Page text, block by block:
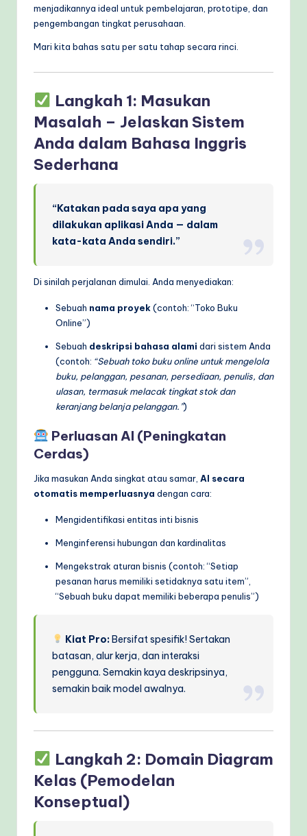
menjadikannya ideal untuk pembelajaran, prototipe, dan
pengembangan tingkat perusahaan.
Mari kita bahas satu per satu tahap secara rinci.
Langkah 1: Masukan
Masalah – Jelaskan Sistem
Anda dalam Bahasa Inggris
Sederhana
“Katakan pada saya apa yang
dilakukan aplikasi Anda — dalam
kata-kata Anda sendiri.”
Di sinilah perjalanan dimulai. Anda menyediakan:
Sebuah nama proyek(contoh: “Toko Buku
Online”)
Sebuah deskripsi bahasa alami dari sistem Anda
(contoh: “Sebuah toko buku online untuk mengelola
buku, pelanggan, pesanan, persediaan, penulis, dan
ulasan, termasuk melacak tingkat stok dan
keranjang belanja pelanggan.”)
Perluasan AI (Peningkatan
Cerdas)
Jika masukan Anda singkat atau samar, AI secara
otomatis memperluasnya dengan cara:
Mengidentifikasi entitas inti bisnis
Menginferensi hubungan dan kardinalitas
Mengekstrak aturan bisnis (contoh: “Setiap
pesanan harus memiliki setidaknya satu item”,
“Sebuah buku dapat memiliki beberapa penulis”)
Kiat Pro:Bersifat spesifik! Sertakan
batasan, alur kerja, dan interaksi
pengguna. Semakin kaya deskripsinya,
semakin baik model awalnya.
Langkah 2: Domain Diagram
Kelas (Pemodelan
Konseptual)